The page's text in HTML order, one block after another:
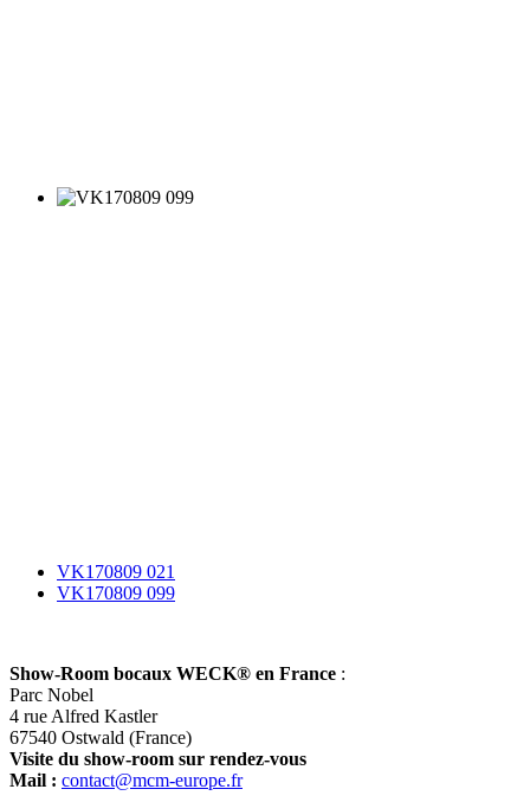
VK170809 021
VK170809 099
Show-Room bocaux WECK® en France :
Parc Nobel
4 rue Alfred Kastler
67540 Ostwald (France)
Visite du show-room sur rendez-vous
Mail : contact@mcm-europe.fr